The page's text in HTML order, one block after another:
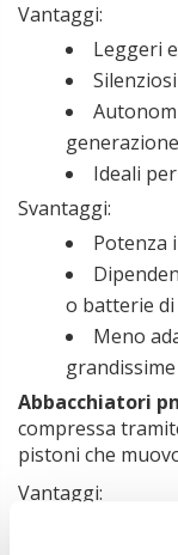
Vantaggi:
Leggeri
generazione
Ideali
Svantaggi:
Potenza
o batterie
Meno
Abbacchiatori
compressa
pistoni che
Vantaggi: